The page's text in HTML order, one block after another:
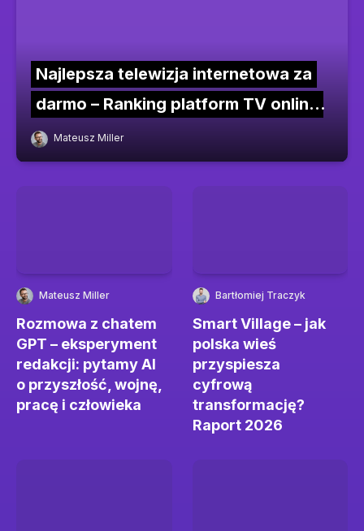
Najlepsza telewizja internetowa za
darmo – Ranking platform TV online
2026
Mateusz Miller
Mateusz Miller
Rozmowa z chatem
GPT – eksperyment
redakcji: pytamy AI
o przyszłość, wojnę,
pracę i człowieka
Bartłomiej Traczyk
Smart Village – jak
polska wieś
przyspiesza
cyfrową
transformację?
Raport 2026